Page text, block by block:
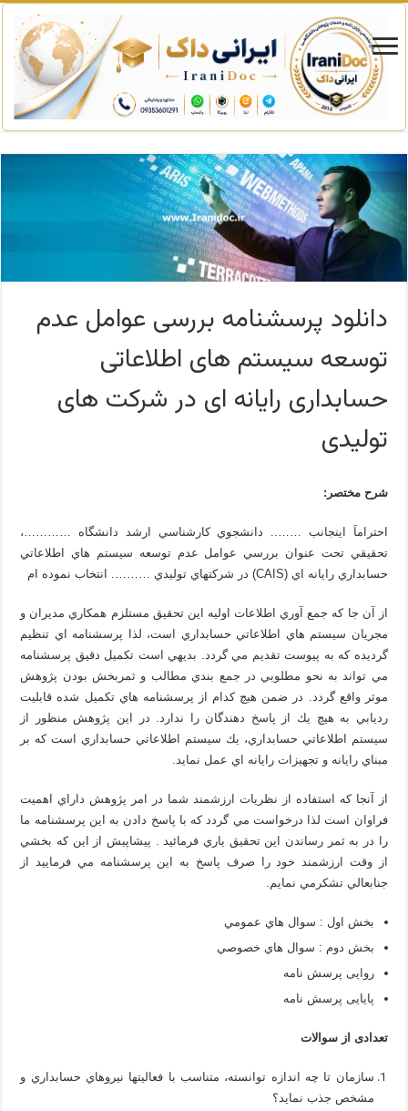
دانلود پرسشنامه بررسی عوامل عدم
توسعه سیستم های اطلاعاتی
حسابداری رایانه ای در شرکت های
تولیدی
شرح مختصر:
احتراماَ اينجانب …….. دانشجوي كارشناسي ارشد دانشگاه …………،
تحقيقي تحت عنوان بررسي عوامل عدم توسعه سيستم هاي اطلاعاتي
حسابداري رايانه اي (CAIS) در شركتهاي توليدي ………. انتخاب نموده ام
از آن جا كه جمع آوري اطلاعات اوليه اين تحقيق مستلزم همكاري مديران و
مجريان سيستم هاي اطلاعاتي حسابداري است، لذا پرسشنامه اي تنظيم
گرديده كه به پيوست تقديم مي گردد. بديهي است تكميل دقيق پرسشنامه
مي تواند به نحو مطلوبي در جمع بندي مطالب و ثمربخش بودن پژوهش
موثر واقع گردد. در ضمن هيچ كدام از پرسشنامه هاي تكميل شده قابليت
رديابي به هيچ يك از پاسخ دهندگان را ندارد. در اين پژوهش منظور از
سيستم اطلاعاتي حسابداري، يك سيستم اطلاعاتي حسابداري است كه بر
مبناي رايانه و تجهيزات رايانه اي عمل نمايد.
از آنجا كه استفاده از نظريات ارزشمند شما در امر پژوهش داراي اهميت
فراوان است لذا درخواست مي گردد كه با پاسخ دادن به اين پرسشنامه ما
را در به ثمر رساندن اين تحقيق ياري فرمائيد . پيشاپيش از اين كه بخشي
از وقت ارزشمند خود را صرف پاسخ به اين پرسشنامه مي فرماييد از
جنابعالي تشكرمي نمايم.
بخش اول : سوال هاي عمومي
بخش دوم : سوال هاي خصوصي
روایی پرسش نامه
پایایی پرسش نامه
تعدادی از سوالات
سازمان تا چه اندازه توانسته، متناسب با فعاليتها نيروهاي حسابداري و
مشخص جذب نمايد؟